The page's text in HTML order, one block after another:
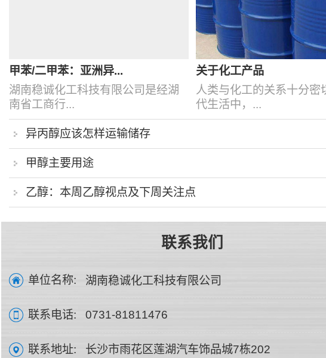
甲苯/二甲苯：亚洲异...
湖南稳诚化工科技有限公司是经湖
南省工商行...
关于化工产品
人类与化工的关系十分密
代生活中，...
异丙醇应该怎样运输储存
甲醇主要用途
乙醇：本周乙醇视点及下周关注点
联系我们
单位名称: 湖南稳诚化工科技有限公司
联系电话: 0731-81811476
联系地址: 长沙市雨花区莲湖汽车饰品城7栋202